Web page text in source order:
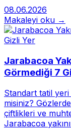
08.06.2026
Makaleyi oku →
Jarabacoa
Görmediği 7
Standart tatil
misiniz?
çiftlikleri ve
Jarabacoa